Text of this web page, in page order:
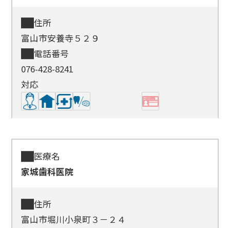
住所
富山市安養寺５２９
電話番号
076-428-8241
対応
医療名
家城歯科医院
住所
富山市堀川小泉町３－２４